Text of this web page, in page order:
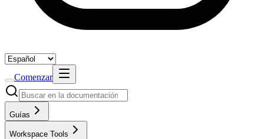
Comenzar
Guías
Workspace Tools